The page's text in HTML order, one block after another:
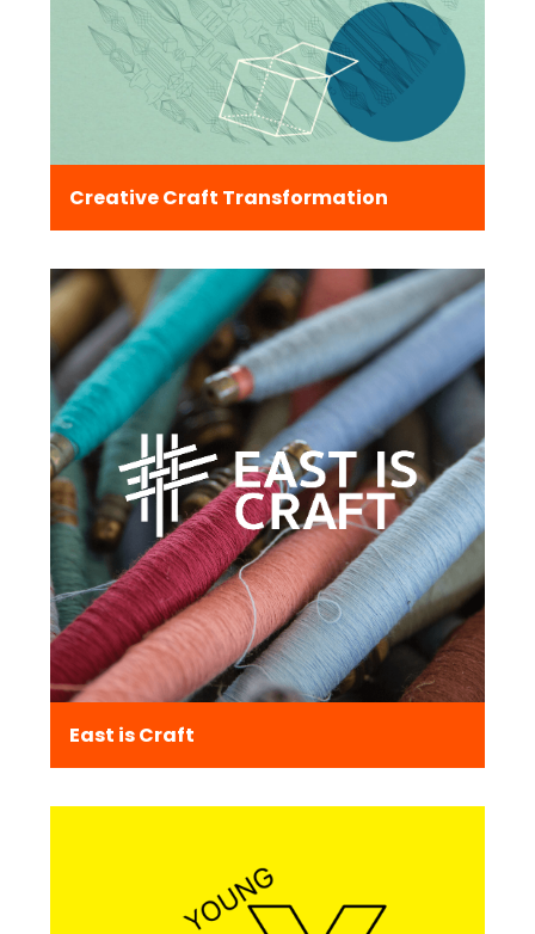
Creative Craft Transformation
East is Craft